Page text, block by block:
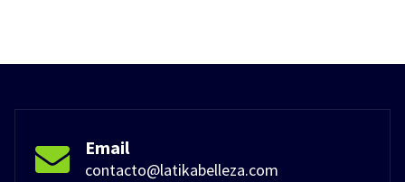
Email
contacto@latikabelleza.com